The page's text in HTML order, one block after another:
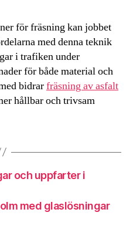
för fräsning kan jobbet
med denna teknik
i trafiken under
för både material och
bidrarfräsning av asfalt
hållbar och trivsam
och uppfarter i
med glaslösningar